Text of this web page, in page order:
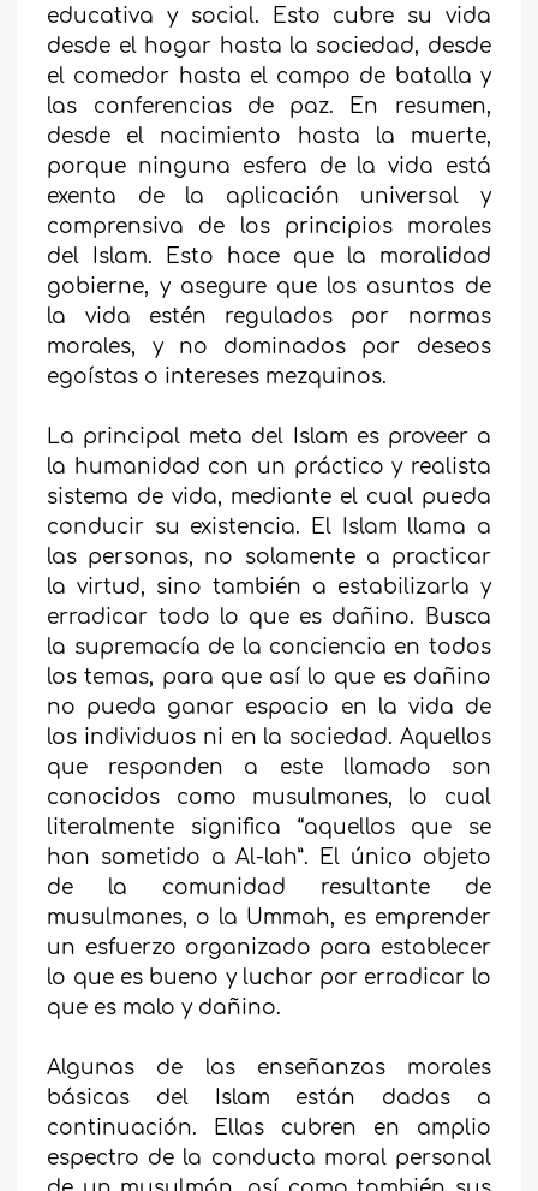
educativa y social. Esto cubre su vida
desde el hogar hasta la sociedad, desde
el comedor hasta el campo de batalla y
las conferencias de paz. En resumen,
desde el nacimiento hasta la muerte,
porque ninguna esfera de la vida está
exenta de la aplicación universal y
comprensiva de los principios morales
del Islam. Esto hace que la moralidad
gobierne, y asegure que los asuntos de
la vida estén regulados por normas
morales, y no dominados por deseos
egoístas o intereses mezquinos.
La principal meta del Islam es proveer a
la humanidad con un práctico y realista
sistema de vida, mediante el cual pueda
conducir su existencia. El Islam llama a
las personas, no solamente a practicar
la virtud, sino también a estabilizarla y
erradicar todo lo que es dañino. Busca
la supremacía de la conciencia en todos
los temas, para que así lo que es dañino
no pueda ganar espacio en la vida de
los individuos ni en la sociedad. Aquellos
que responden a este llamado son
conocidos como musulmanes, lo cual
literalmente significa “aquellos que se
han sometido a Al-lah”. El único objeto
de la comunidad resultante de
musulmanes, o la Ummah, es emprender
un esfuerzo organizado para establecer
lo que es bueno y luchar por erradicar lo
que es malo y dañino.
Algunas de las enseñanzas morales
básicas del Islam están dadas a
continuación. Ellas cubren en amplio
espectro de la conducta moral personal